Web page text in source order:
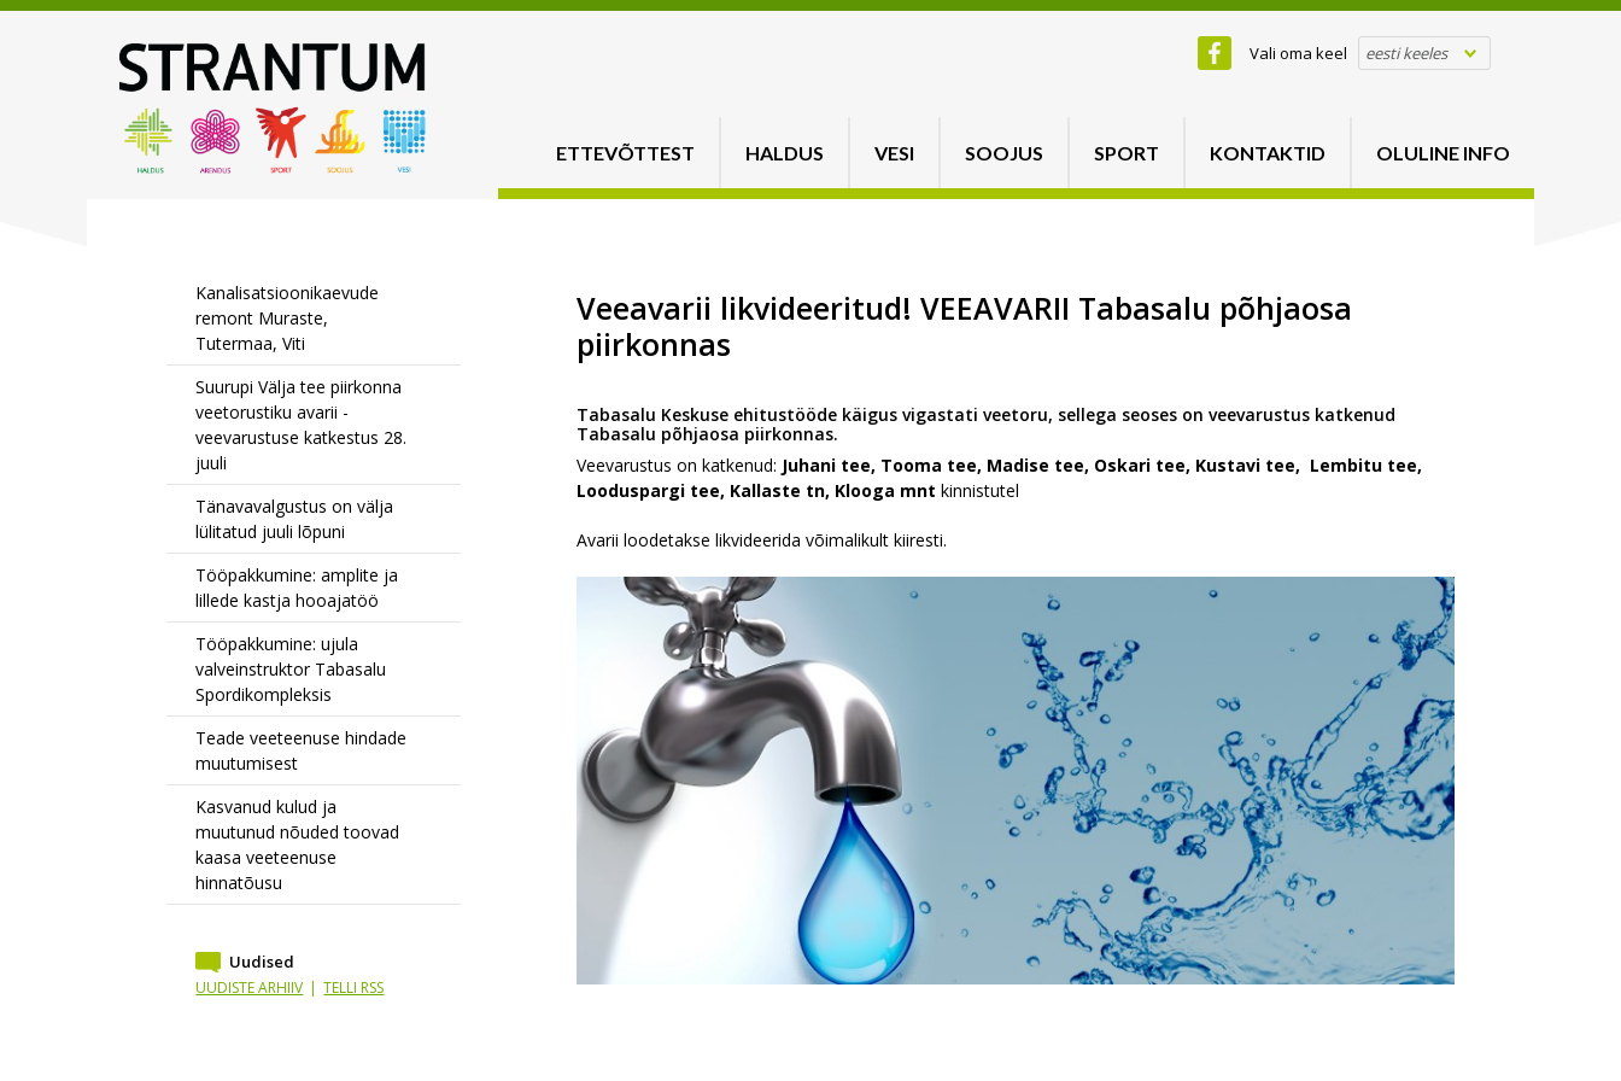
Vali oma keel eesti keeles
ETTEVÕTTEST HALDUS VESI SOOJUS SPORT KONTAKTID OLULINE INFO
Kanalisatsioonikaevude
remont Muraste,
Tutermaa, Viti
Suurupi Välja tee piirkonna
veetorustiku avarii -
veevarustuse katkestus 28.
juuli
Tänavavalgustus on välja
lülitatud juuli lõpuni
Tööpakkumine: amplite ja
lillede kastja hooajatöö
Tööpakkumine: ujula
valveinstruktor Tabasalu
Spordikompleksis
Teade veeteenuse hindade
muutumisest
Kasvanud kulud ja
muutunud nõuded toovad
kaasa veeteenuse
hinnatõusu
Uudised
UUDISTE ARHIIV | TELLI RSS
Veeavarii likvideeritud! VEEAVARII Tabasalu põhjaosa
piirkonnas
Tabasalu Keskuse ehitustööde käigus vigastati veetoru, sellega seoses on veevarustus katkenud
Tabasalu põhjaosa piirkonnas.
Veevarustus on katkenud: Juhani tee, Tooma tee, Madise tee, Oskari tee, Kustavi tee, Lembitu tee,
Looduspargi tee, Kallaste tn, Klooga mnt kinnistutel
Avarii loodetakse likvideerida võimalikult kiiresti.